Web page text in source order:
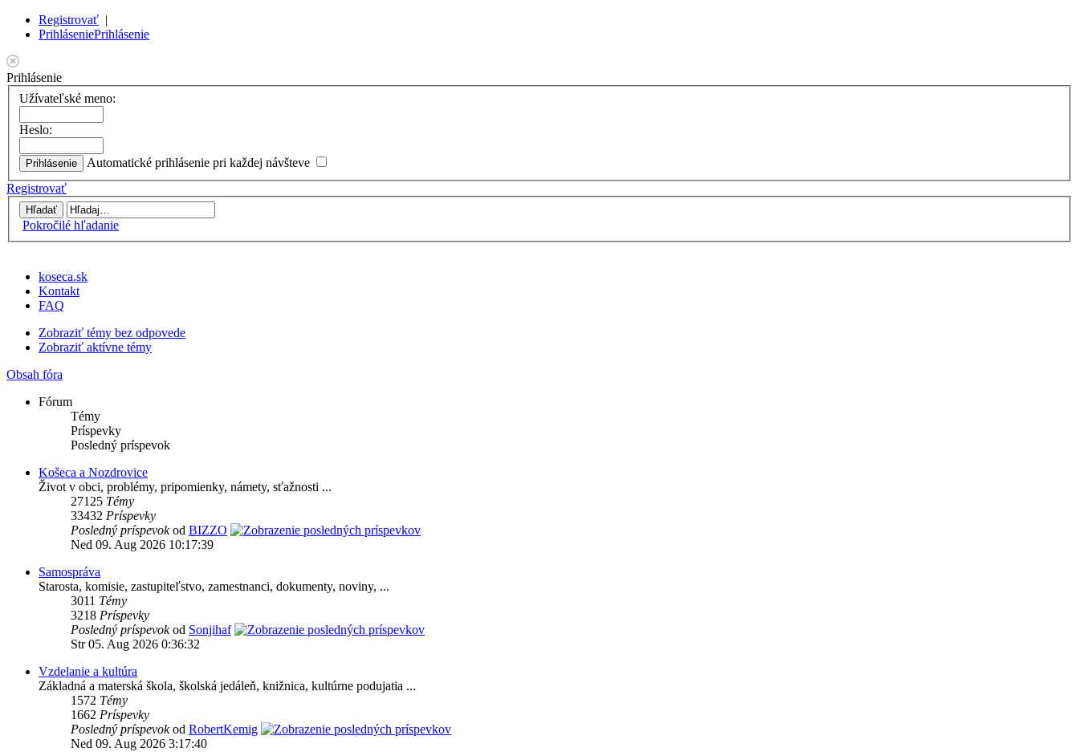
Registrovať |
PrihláseniePrihlásenie
Prihlásenie
Užívateľské meno:
Heslo:
Automatické prihlásenie pri každej návšteve
Registrovať
Pokročilé hľadanie
koseca.sk
Kontakt
FAQ
Zobraziť témy bez odpovede
Zobraziť aktívne témy
Obsah fóra
Fórum
Témy
Príspevky
Posledný príspevok
Košeca a Nozdrovice
Život v obci, problémy, pripomienky, námety, sťažnosti ...
27125 Témy
33432 Príspevky
Posledný príspevokod BIZZO
Ned 09. Aug 2026 10:17:39
Samospráva
Starosta, komisie, zastupiteľstvo, zamestnanci, dokumenty, noviny, ...
3011 Témy
3218 Príspevky
Posledný príspevokod Sonjihaf
Str 05. Aug 2026 0:36:32
Vzdelanie a kultúra
Základná a materská škola, školská jedáleň, knižnica, kultúrne podujatia ...
1572 Témy
1662 Príspevky
Posledný príspevokod RobertKemig
Ned 09. Aug 2026 3:17:40